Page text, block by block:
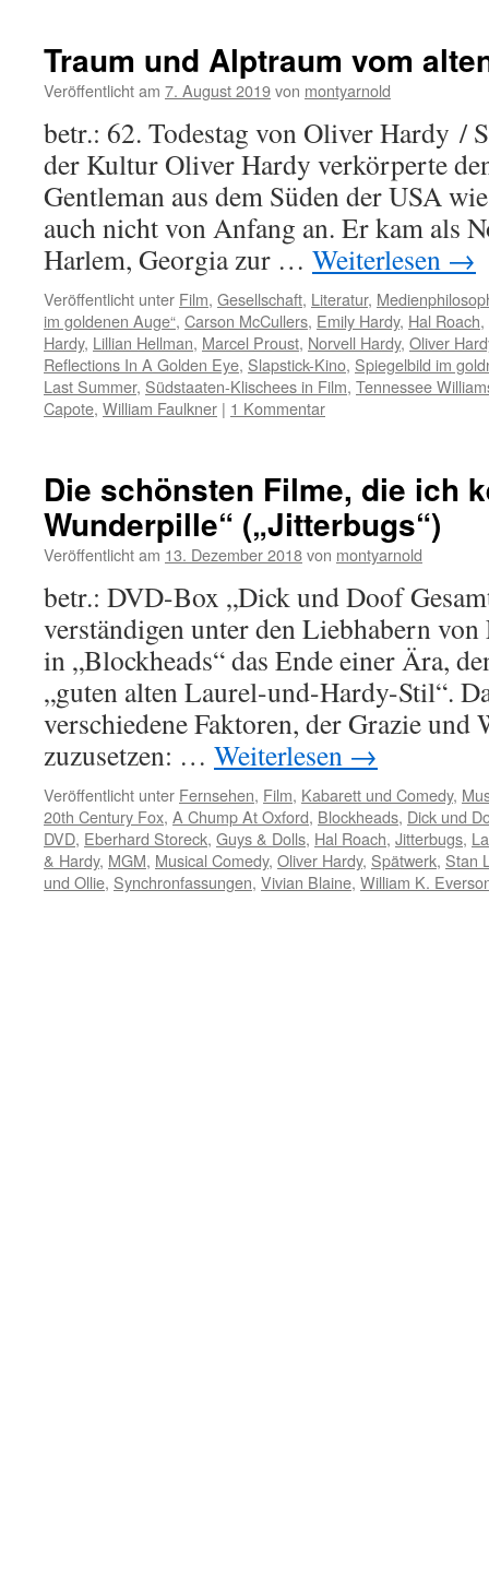
Traum und Alptraum vom
Veröffentlicht am 7. August 2019von montyarnold
betr.: 62. Todestag von Oliver Hardy /
der Kultur Oliver Hardy verkörperte
Gentleman aus dem Süden der USA
auch nicht von Anfang an. Er kam als
Harlem, Georgia zur … Weiterlesen →
Veröffentlicht unter Film, Gesellschaft, Literatur,
im goldenen Auge“, Carson McCullers, Emily Hardy, Hal Roach,
Hardy, Lillian Hellman, Marcel Proust, Norvell Hardy, Oliver
Reflections In A Golden Eye, Slapstick-Kino, Spiegelbild im
Last Summer, Südstaaten-Klischees in Film, Tennessee
Capote, William Faulkner | 1 Kommentar
Die schönsten Filme, die ich
Wunderpille“ („Jitterbugs“)
Veröffentlicht am 13. Dezember 2018von montyarnold
betr.: DVD-Box „Dick und Doof
verständigen unter den Liebhabern
in „Blockheads“ das Ende einer Ära,
„guten alten Laurel-und-Hardy-Stil“.
verschiedene Faktoren, der Grazie und
zuzusetzen: … Weiterlesen →
Veröffentlicht unter Fernsehen, Film, Kabarett und Comedy,
20th Century Fox, A Chump At Oxford, Blockheads, Dick und
DVD, Eberhard Storeck, Guys & Dolls, Hal Roach, Jitterbugs,
& Hardy, MGM, Musical Comedy, Oliver Hardy, Spätwerk, Stan
und Ollie, Synchronfassungen, Vivian Blaine, William K.